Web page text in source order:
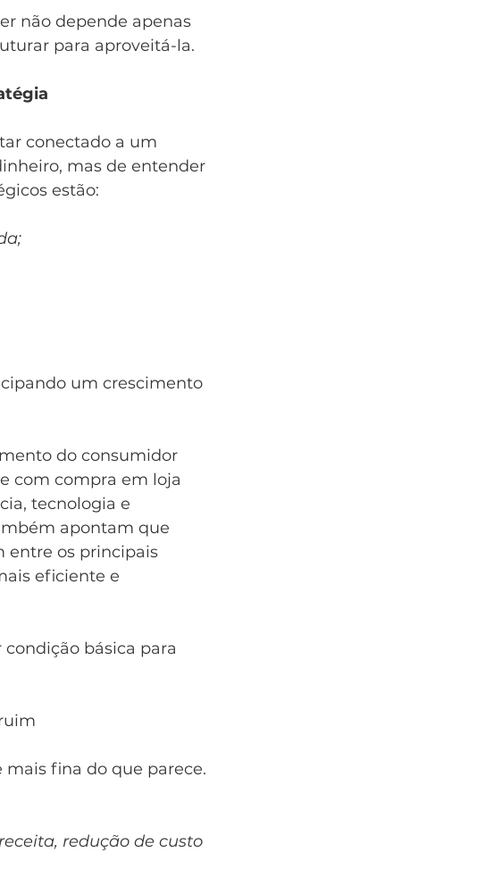
não depende apenas
para aproveitá-la.
conectado a um
mas de entender
estão:
um crescimento
do consumidor
com compra em loja
tecnologia e
apontam que
entre os principais
eficiente e
básica para
fina do que parece.
redução de custo